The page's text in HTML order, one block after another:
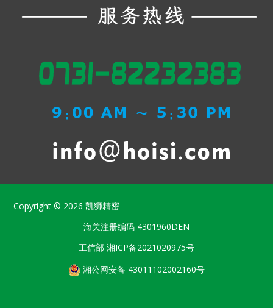
Copyright © 2026凯狮精密
海关注册编码 4301960DEN
工信部 湘ICP备2021020975号
湘公网安备 43011102002160号